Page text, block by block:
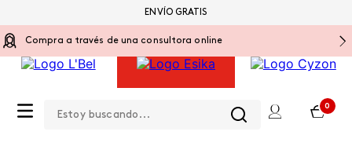
Compra a través de una consultora online
0
ENVÍO GRATIS